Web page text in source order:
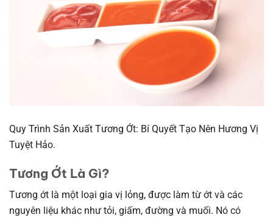
Quy Trình Sản Xuất Tương Ớt: Bí Quyết Tạo Nên Hương Vị
Tuyệt Hảo.
Tương Ớt Là Gì?
Tương ớt là một loại gia vị lỏng, được làm từ ớt và các
nguyên liệu khác như tỏi, giấm, đường và muối. Nó có